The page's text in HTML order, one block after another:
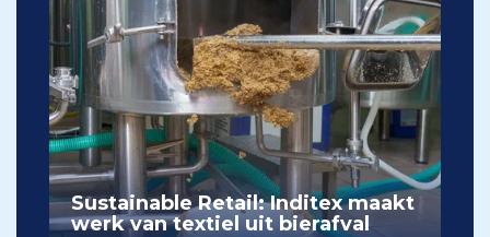
Sustainable Retail: Inditex maakt
werk van textiel uit bierafval